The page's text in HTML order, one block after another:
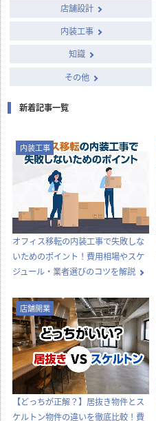
店舗設計
内装工事
知識
その他
新着記事一覧
内装工事
オフィス移転の内装工事で失敗しな
いためのポイント！費用相場やスケ
ジュール・業者選びのコツを解説
店舗開業
【どっちが正解？】居抜き物件とス
ケルトン物件の違いを徹底比較！費